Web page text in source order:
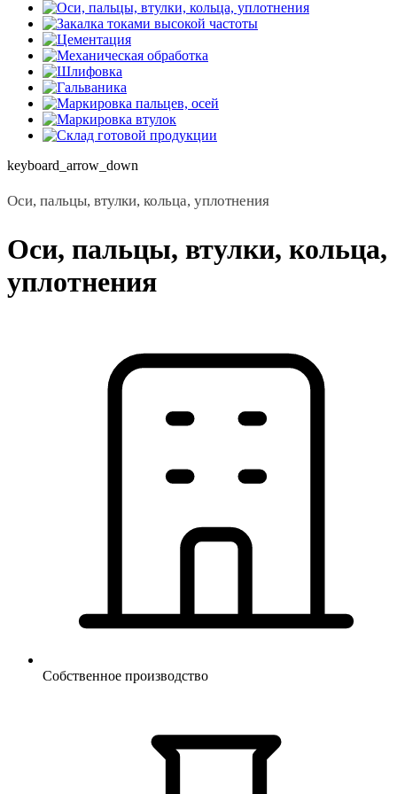
keyboard_arrow_down
Оси, пальцы, втулки, кольца, уплотнения
Оси, пальцы, втулки, кольца,
уплотнения
Собственное производство